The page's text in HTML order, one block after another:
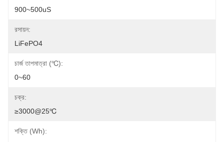
900~500uS
রসায়ন:
LiFePO4
চার্জ তাপমাত্রা (℃):
0~60
চক্র:
≥3000@25℃
শক্তি (Wh):